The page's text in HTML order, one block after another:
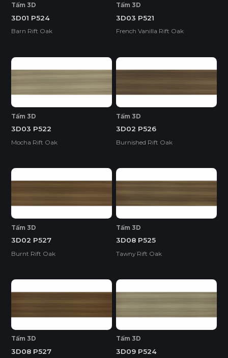
Tấm 3D
3D01 P524
Barn Rift Oak
Tấm 3D
3D03 P521
French Vanilla Rift Oak
Tấm 3D
3D03 P522
Mocha Rift Oak
Tấm 3D
3D02 P526
Burnished Rift Oak
Tấm 3D
3D02 P527
Burnt Rift Oak
Tấm 3D
3D08 P525
Tawny Rift Oak
Tấm 3D
3D08 P527
Tấm 3D
3D09 P524